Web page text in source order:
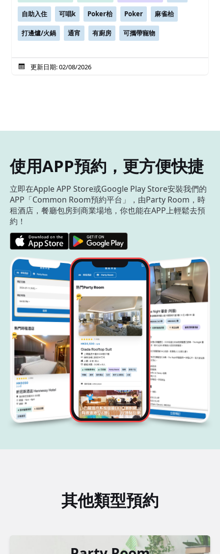
自助入住 可唱k Poker枱 Poker 麻雀枱
打邊爐/火鍋 通宵 有廚房 可攜帶寵物
更新日期: 02/08/2026
使用APP預約，更方便快捷
立即在Apple APP Store或Google Play Store安裝我們的
APP「Common Room預約平台」，由Party Room，時
租酒店，餐廳包房到商業場地，你也能在APP上輕鬆去預
約！
其他類型預約